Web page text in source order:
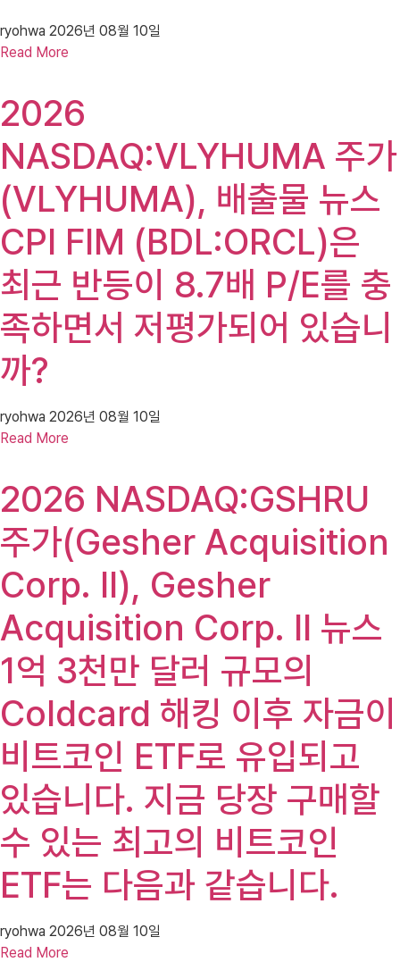
ryohwa 2026년 08월 10일
Read More
2026
NASDAQ:VLYHUMA 주가
(VLYHUMA), 배출물 뉴스
CPI FIM (BDL:ORCL)은
최근 반등이 8.7배 P/E를 충
족하면서 저평가되어 있습니
까?
ryohwa 2026년 08월 10일
Read More
2026 NASDAQ:GSHRU
주가(Gesher Acquisition
Corp. II), Gesher
Acquisition Corp. II 뉴스
1억 3천만 달러 규모의
Coldcard 해킹 이후 자금이
비트코인 ​​ETF로 유입되고
있습니다. 지금 당장 구매할
수 있는 최고의 비트코인 ​​
ETF는 다음과 같습니다.
ryohwa 2026년 08월 10일
Read More